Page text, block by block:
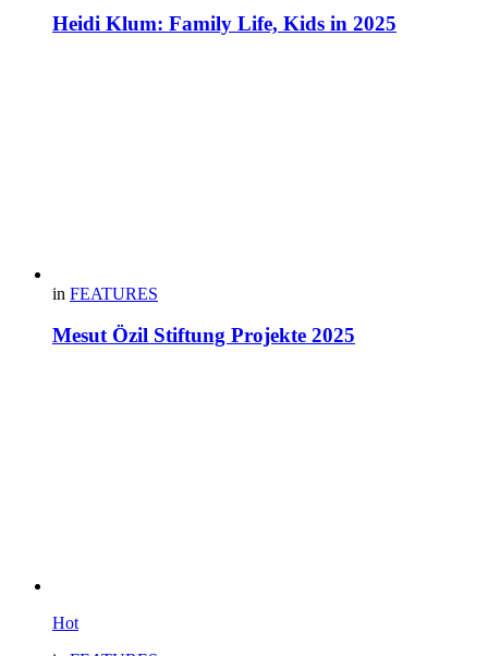
Heidi Klum: Family Life, Kids in 2025
in FEATURES
Mesut Özil Stiftung Projekte 2025
Hot